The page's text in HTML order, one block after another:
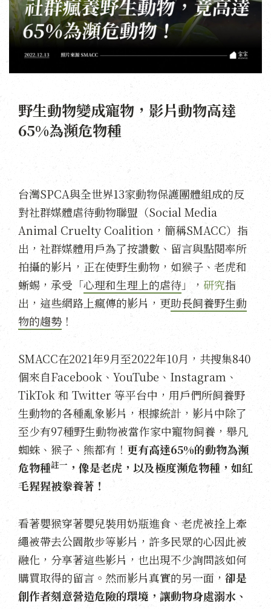
野生動物變成寵物，影片動物高達
65%為瀕危物種
台灣SPCA與全世界13家動物保護團體組成的反
對社群媒體虐待動物聯盟（Social Media
Animal Cruelty Coalition，簡稱SMACC）指
出，社群媒體用戶為了按讚數、留言與點閱率所
拍攝的影片，正在使野生動物，如猴子、老虎和
蜥蜴，承受「心理和生理上的虐待」， 研究指
出，這些網路上瘋傳的影片，更助長飼養野生動
物的趨勢 ！
SMACC在2021年9月至2022年10月，共搜集840
個來自Facebook、YouTube、Instagram、
TikTok 和 Twitter 等平台中，用戶們所飼養野
生動物的各種亂象影片，根據統計，影片中除了
至少有97種野生動物被當作家中寵物飼養，舉凡
蜘蛛、猴子、熊都有！ 更有高達65%的動物為瀕
危物種註一 ，像是老虎，以及極度瀕危物種，如紅
毛猩猩被豢養著！
看著嬰猴穿著嬰兒裝用奶瓶進食、老虎被拴上牽
繩被帶去公園散步等影片，許多民眾的心因此被
融化，分享著這些影片，也出現不少詢問該如何
購買取得的留言。然而影片真實的另一面， 卻是
創作者刻意營造危險的環境，讓動物身處溺水、